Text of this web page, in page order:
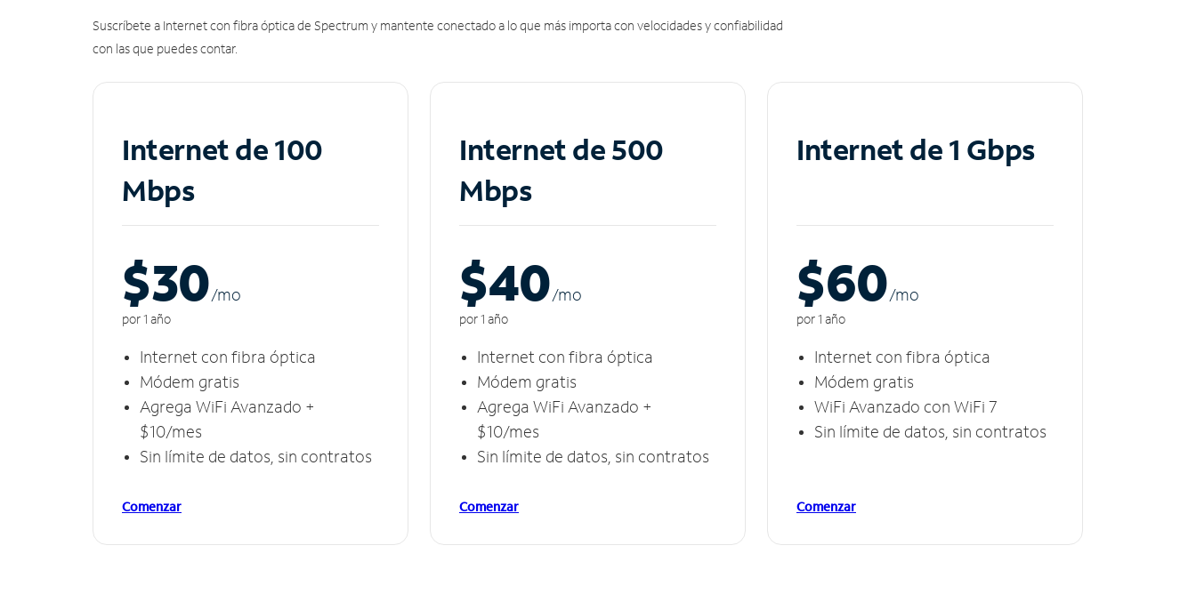
Suscríbete a Internet con fibra óptica de Spectrum y mantente conectado a lo que más importa con velocidades y confiabilidad
con las que puedes contar.
Internet de 100
Mbps
$30/mo
por 1 año
Internet con fibra óptica
Módem gratis
Agrega WiFi Avanzado +
$10/mes
Sin límite de datos, sin contratos
Comenzar
Internet de 500
Mbps
$40/mo
por 1 año
Internet con fibra óptica
Módem gratis
Agrega WiFi Avanzado +
$10/mes
Sin límite de datos, sin contratos
Comenzar
Internet de 1 Gbps
$60/mo
por 1 año
Internet con fibra óptica
Módem gratis
WiFi Avanzado con WiFi 7
Sin límite de datos, sin contratos
Comenzar